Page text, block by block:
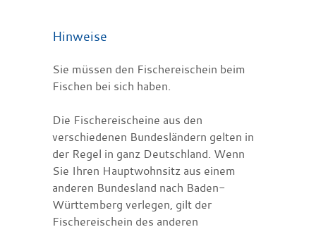
Hinweise
Sie müssen den Fischereischein beim
Fischen bei sich haben.
Die Fischereischeine aus den
verschiedenen Bundesländern gelten in
der Regel in ganz Deutschland. Wenn
Sie Ihren Hauptwohnsitz aus einem
anderen Bundesland nach Baden-
Württemberg verlegen, gilt der
Fischereischein des anderen